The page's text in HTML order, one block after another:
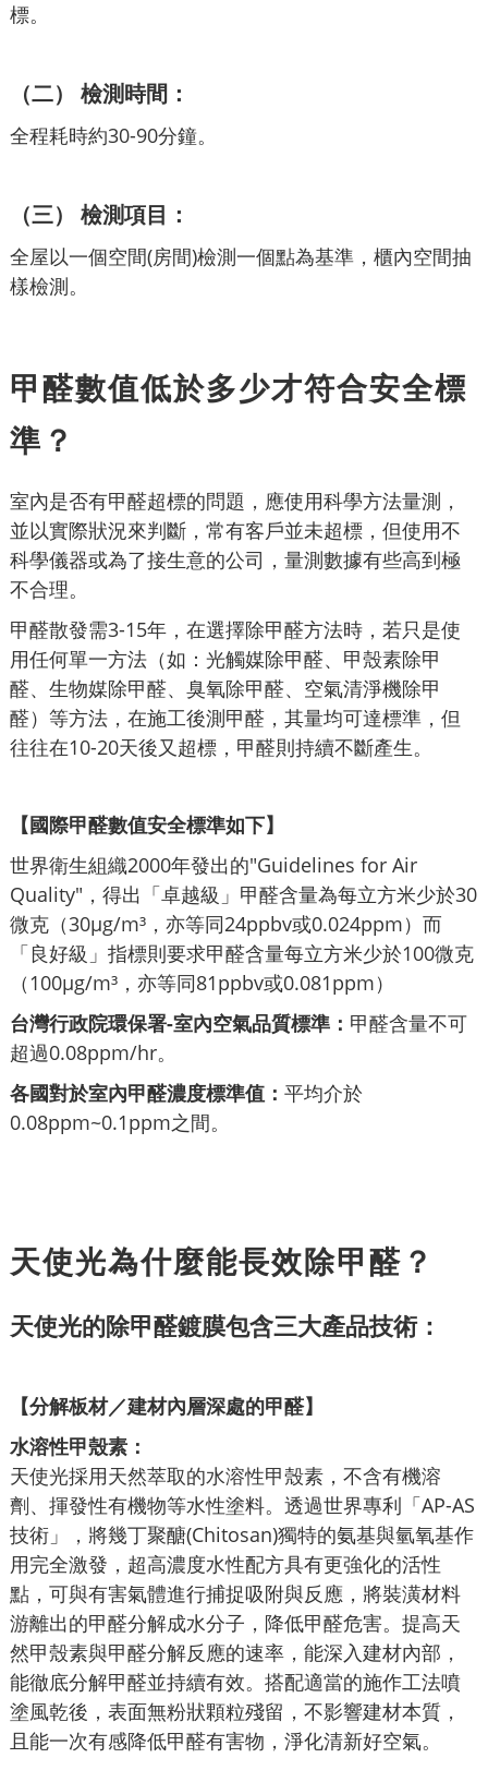
標。
（二） 檢測時間：
全程耗時約30-90分鐘。
（三） 檢測項目：
全屋以一個空間(房間)檢測一個點為基準，櫃內空間抽
樣檢測。
甲醛數值低於多少才符合安全標
準？
室內是否有甲醛超標的問題，應使用科學方法量測，
並以實際狀況來判斷，常有客戶並未超標，但使用不
科學儀器或為了接生意的公司，量測數據有些高到極
不合理。
甲醛散發需3-15年，在選擇除甲醛方法時，若只是使
用任何單一方法（如：光觸媒除甲醛、甲殼素除甲
醛、生物媒除甲醛、臭氧除甲醛、空氣清淨機除甲
醛）等方法，在施工後測甲醛，其量均可達標準，但
往往在10-20天後又超標，甲醛則持續不斷產生。
【國際甲醛數值安全標準如下】
世界衛生組織2000年發出的"Guidelines for Air
Quality"，得出「卓越級」甲醛含量為每立方米少於30
微克（30μg/m³，亦等同24ppbv或0.024ppm）而
「良好級」指標則要求甲醛含量每立方米少於100微克
（100μg/m³，亦等同81ppbv或0.081ppm）
台灣行政院環保署-室內空氣品質標準： 甲醛含量不可
超過0.08ppm/hr。
各國對於室內甲醛濃度標準值： 平均介於
0.08ppm~0.1ppm之間。
天使光為什麼能長效除甲醛？
天使光的除甲醛鍍膜包含三大產品技術：
【分解板材／建材內層深處的甲醛】
水溶性甲殼素：
天使光採用天然萃取的水溶性甲殼素，不含有機溶
劑、揮發性有機物等水性塗料。透過世界專利「AP-AS
技術」，將幾丁聚醣(Chitosan)獨特的氨基與氫氧基作
用完全激發，超高濃度水性配方具有更強化的活性
點，可與有害氣體進行捕捉吸附與反應，將裝潢材料
游離出的甲醛分解成水分子，降低甲醛危害。提高天
然甲殼素與甲醛分解反應的速率，能深入建材內部，
能徹底分解甲醛並持續有效。搭配適當的施作工法噴
塗風乾後，表面無粉狀顆粒殘留，不影響建材本質，
且能一次有感降低甲醛有害物，淨化清新好空氣。